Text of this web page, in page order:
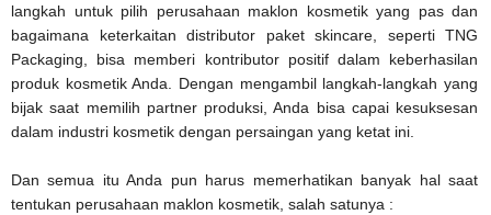
langkah untuk pilih perusahaan maklon kosmetik yang pas dan
bagaimana keterkaitan distributor paket skincare, seperti TNG
Packaging, bisa memberi kontributor positif dalam keberhasilan
produk kosmetik Anda. Dengan mengambil langkah-langkah yang
bijak saat memilih partner produksi, Anda bisa capai kesuksesan
dalam industri kosmetik dengan persaingan yang ketat ini.
Dan semua itu Anda pun harus memerhatikan banyak hal saat
tentukan perusahaan maklon kosmetik, salah satunya :